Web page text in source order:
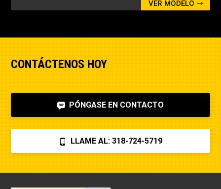
VER MODELO
CONTÁCTENOS HOY
PÓNGASE EN CONTACTO
LLAME AL: 318-724-5719